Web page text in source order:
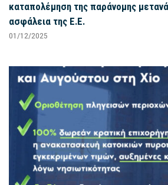
καταπολέμηση της παράνομης
ασφάλεια της Ε.Ε.
01/12/2025